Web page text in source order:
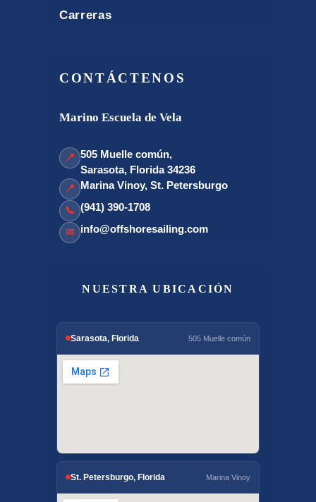
Carreras
CONTÁCTENOS
Marino Escuela de Vela
📍 505 Muelle común,
Sarasota, Florida 34236
📍 Marina Vinoy, St. Petersburgo
📞 (941) 390-1708
✉ info@offshoresailing.com
NUESTRA UBICACIÓN
Sarasota, Florida 505 Muelle común
St. Petersburgo, Florida Marina Vinoy